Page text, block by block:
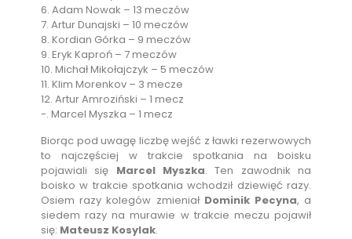
6. Adam Nowak – 13 meczów
7. Artur Dunajski – 10 meczów
8. Kordian Górka – 9 meczów
9. Eryk Kaproń – 7 meczów
10. Michał Mikołajczyk – 5 meczów
11. Klim Morenkov – 3 mecze
12. Artur Amroziński – 1 mecz
-. Marcel Myszka – 1 mecz
Biorąc pod uwagę liczbę wejść z ławki rezerwowych
to najczęściej w trakcie spotkania na boisku
pojawiali się Marcel Myszka. Ten zawodnik na
boisko w trakcie spotkania wchodził dziewięć razy.
Osiem razy kolegów zmieniał Dominik Pecyna, a
siedem razy na murawie w trakcie meczu pojawił
się: Mateusz Kosylak.